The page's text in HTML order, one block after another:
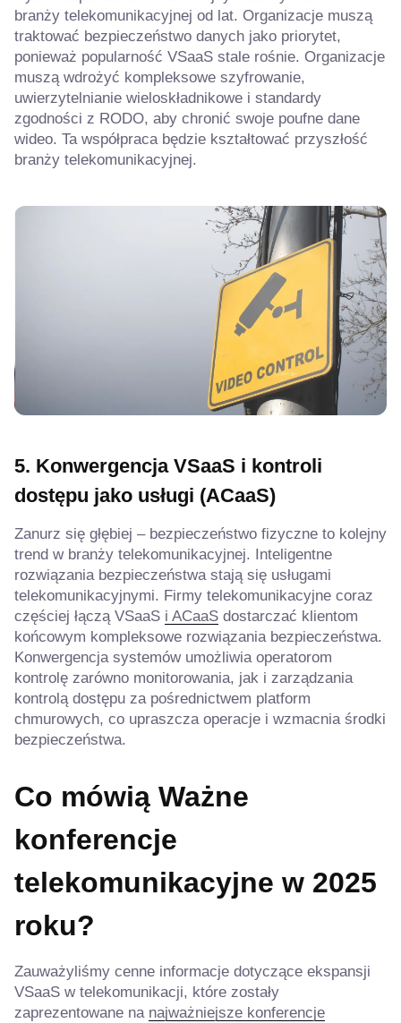
branży telekomunikacyjnej od lat. Organizacje muszą
traktować bezpieczeństwo danych jako priorytet,
ponieważ popularność VSaaS stale rośnie. Organizacje
muszą wdrożyć kompleksowe szyfrowanie,
uwierzytelnianie wieloskładnikowe i standardy
zgodności z RODO, aby chronić swoje poufne dane
wideo. Ta współpraca będzie kształtować przyszłość
branży telekomunikacyjnej.
5. Konwergencja VSaaS i kontroli
dostępu jako usługi (ACaaS)
Zanurz się głębiej – bezpieczeństwo fizyczne to kolejny
trend w branży telekomunikacyjnej. Inteligentne
rozwiązania bezpieczeństwa stają się usługami
telekomunikacyjnymi. Firmy telekomunikacyjne coraz
częściej łączą VSaaS i ACaaS dostarczać klientom
końcowym kompleksowe rozwiązania bezpieczeństwa.
Konwergencja systemów umożliwia operatorom
kontrolę zarówno monitorowania, jak i zarządzania
kontrolą dostępu za pośrednictwem platform
chmurowych, co upraszcza operacje i wzmacnia środki
bezpieczeństwa.
Co mówią Ważne
konferencje
telekomunikacyjne w 2025
roku?
Zauważyliśmy cenne informacje dotyczące ekspansji
VSaaS w telekomunikacji, które zostały
zaprezentowane na najważniejsze konferencje